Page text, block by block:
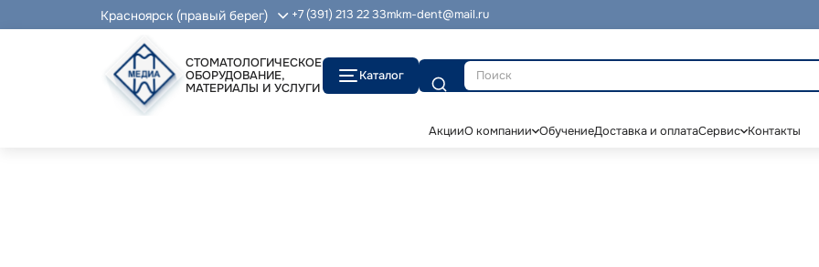
Красноярск (правый берег) +7 (391) 213 22 33mkm-dent@mail.ru
СТОМАТОЛОГИЧЕСКОЕ
ОБОРУДОВАНИЕ,
МАТЕРИАЛЫ И УСЛУГИ
Каталог
Поиск
АкцииО компании ОбучениеДоставка и оплатаСервис Контакты